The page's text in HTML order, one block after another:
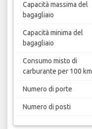
Capacità massima del
bagagliaio
Capacità minima del
bagagliaio
Consumo misto di
carburante per 100 km
Numero di porte
Numero di posti